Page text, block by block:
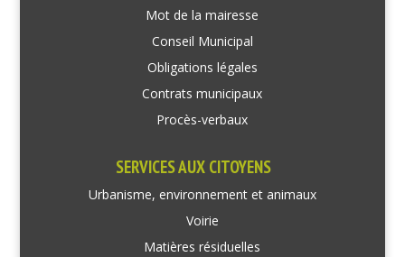
Mot de la mairesse
Conseil Municipal
Obligations légales
Contrats municipaux
Procès-verbaux
SERVICES AUX CITOYENS
Urbanisme, environnement et animaux
Voirie
Matières résiduelles